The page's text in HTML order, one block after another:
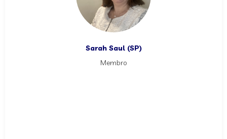
Sarah Saul (SP)
Membro